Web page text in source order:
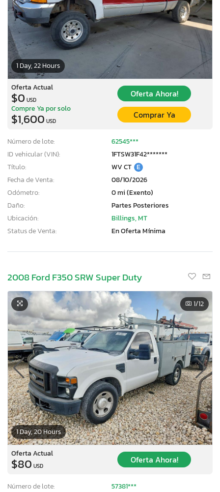
1 Day, 22 Hours
Oferta Actual
$0 USD
Oferta Ahora!
Compre Ya por solo
$1,600 USD
Comprar Ya
Número de lote:
62545***
ID vehicular (VIN):
1FTSW31F42*******
Título:
WV CT E
Fecha de Venta:
08/10/2026
Odómetro:
0 mi (Exento)
Daño:
Partes Posteriores
Ubicación:
Billings, MT
Status de Venta:
En Oferta Mínima
2008 Ford F350 SRW Super Duty
1 Day, 20 Hours
1/12
Oferta Actual
$80 USD
Oferta Ahora!
Número de lote:
57381***